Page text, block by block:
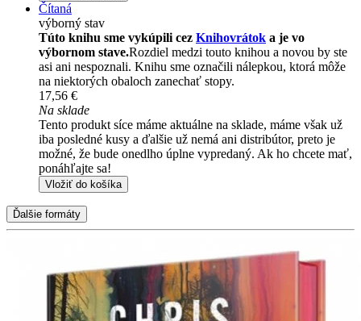
Čítaná
výborný stav
Túto knihu sme vykúpili cez Knihovrátok a je vo
výbornom stave.Rozdiel medzi touto knihou a novou by ste
asi ani nespoznali. Knihu sme označili nálepkou, ktorá môže
na niektorých obaloch zanechať stopy.
17,56 €
Na sklade
Tento produkt síce máme aktuálne na sklade, máme však už
iba posledné kusy a ďalšie už nemá ani distribútor, preto je
možné, že bude onedlho úplne vypredaný. Ak ho chcete mať,
ponáhľajte sa!
Vložiť do košíka
Ďalšie formáty